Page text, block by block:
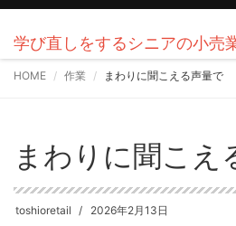
学び直しをするシニアの小売
HOME 作業 まわりに聞こえる声量で
まわりに聞こえ
toshioretail 2026年2月13日